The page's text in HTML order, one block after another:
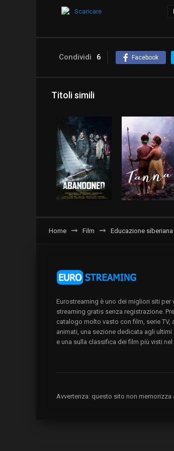
Scaricare
Condividi 6 Facebook
Titoli simili
Home Film Educazione siberiana
Eurostreaming è uno dei migliori siti per
streaming gratis senza registrazione.
catalogo molto vasto con film, serie TV,
animati, una sezione dedicata agli
e una sulla classifica dei film più visti nel
Avvertenza: questo sito non